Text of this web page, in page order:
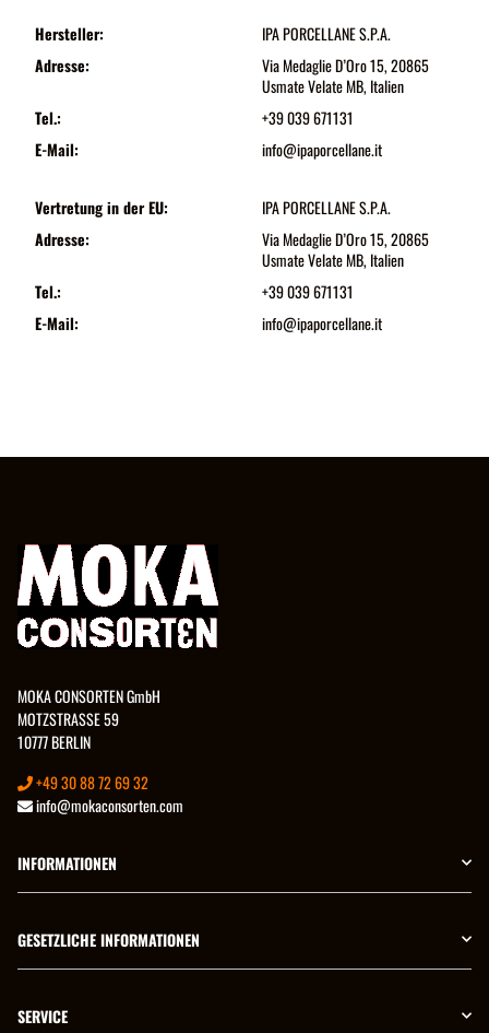
Hersteller:
IPA PORCELLANE S.P.A.
Adresse:
Via Medaglie D’Oro 15, 20865
Usmate Velate MB, Italien
Tel.:
+39 039 671131
E-Mail:
info@ipaporcellane.it
Vertretung in der EU:
IPA PORCELLANE S.P.A.
Adresse:
Via Medaglie D’Oro 15, 20865
Usmate Velate MB, Italien
Tel.:
+39 039 671131
E-Mail:
info@ipaporcellane.it
MOKA CONSORTEN GmbH
MOTZSTRASSE 59
10777 BERLIN
+49 30 88 72 69 32
info@mokaconsorten.com
INFORMATIONEN
GESETZLICHE INFORMATIONEN
SERVICE